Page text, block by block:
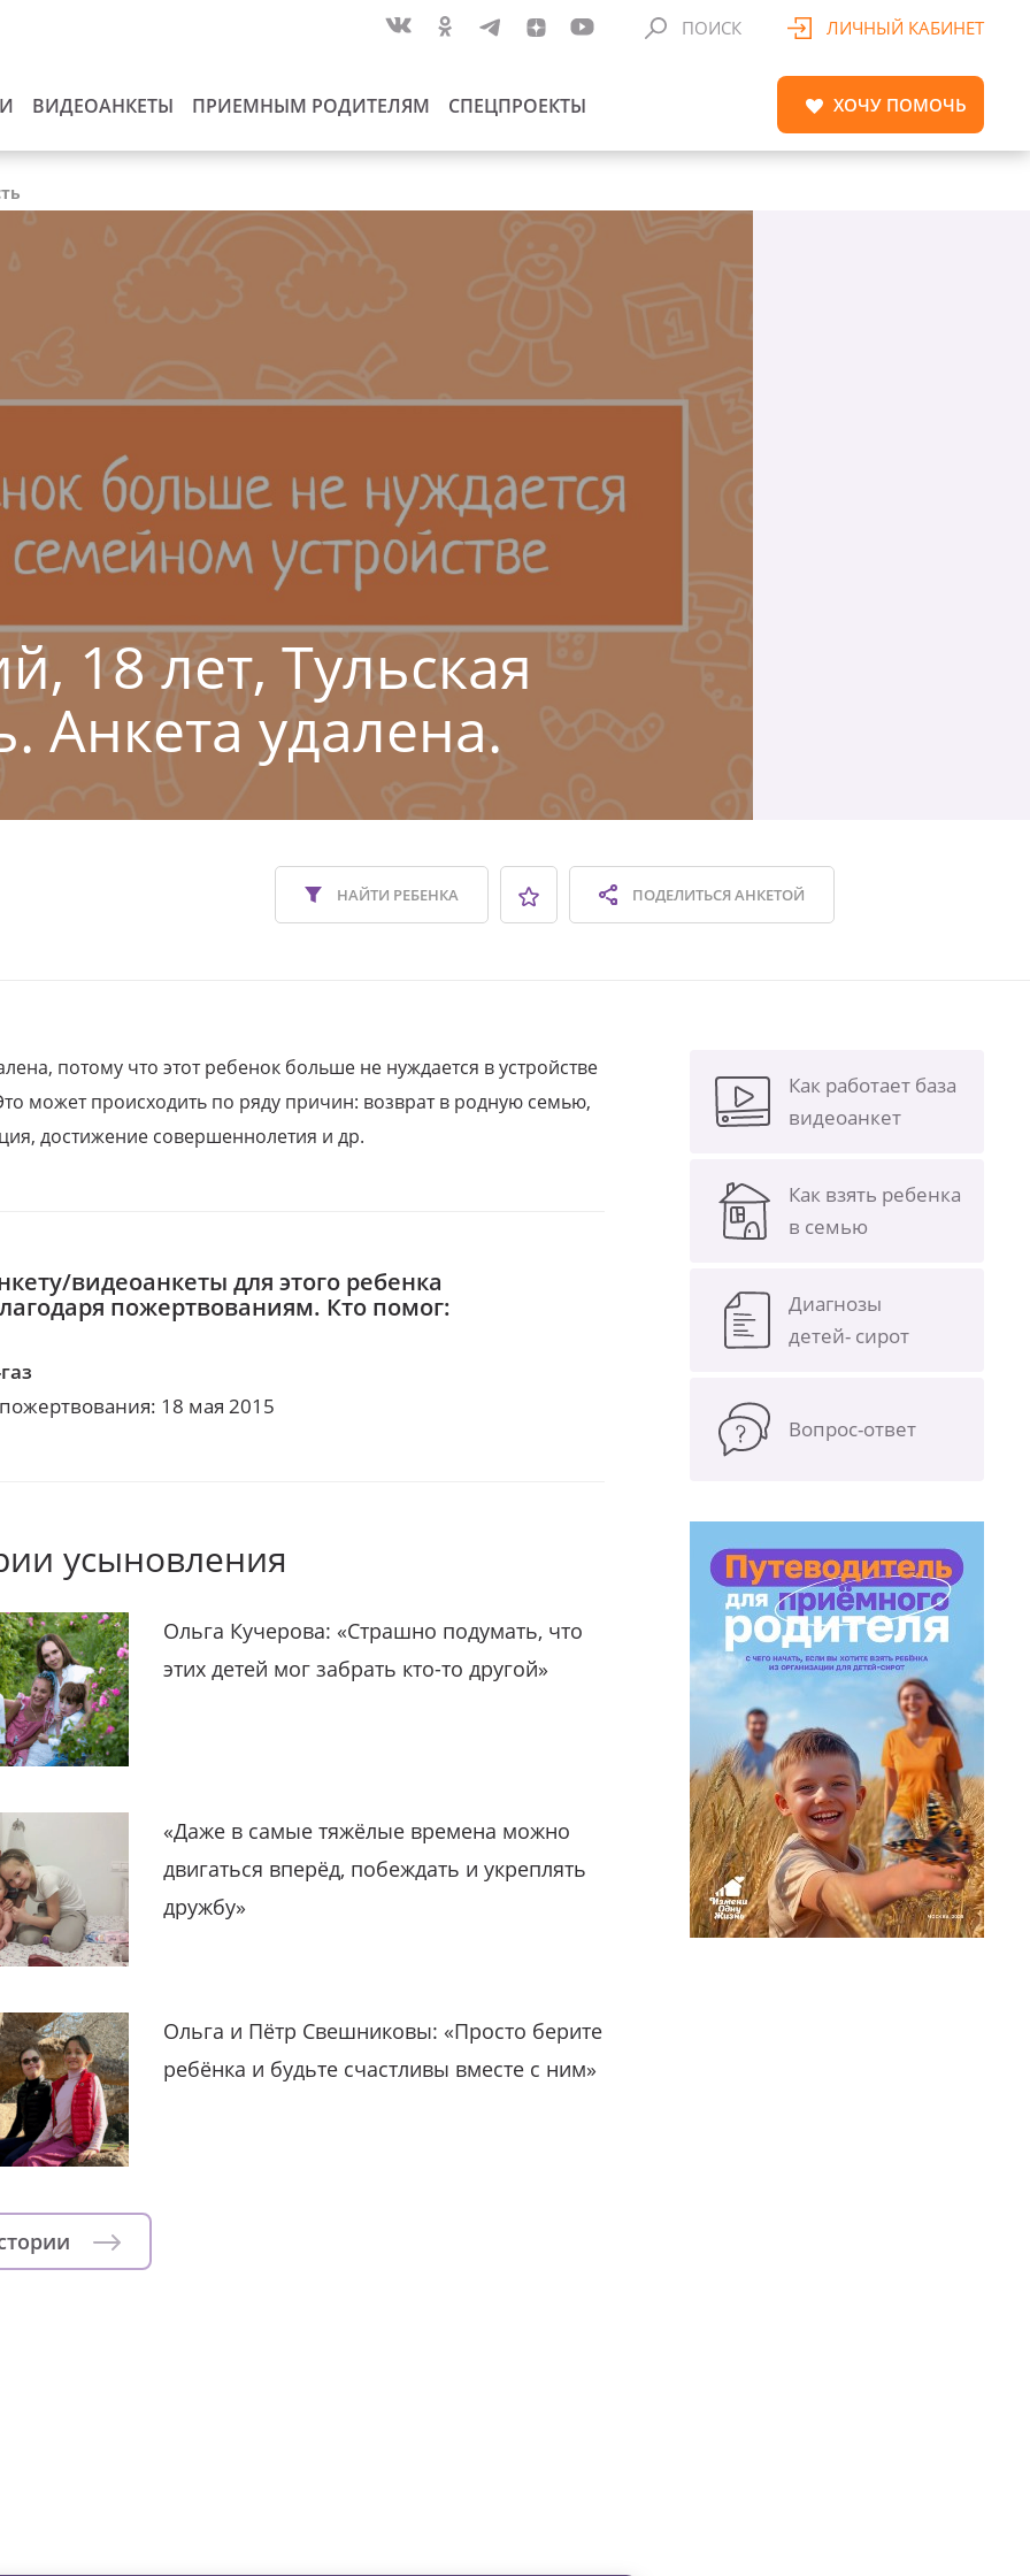
ВИДЕОАНКЕТЫ ПРИЕМНЫМ РОДИТЕЛЯМ СПЕЦПРОЕКТЫ
ПОИСК ЛИЧНЫЙ КАБИНЕТ
ХОЧУ ПОМОЧЬ
18 лет, Тульская
Анкета удалена.
ПОДЕЛИТЬСЯАНКЕТОЙ
НАЙТИ РЕБЕНКА
потому что этот ребенок больше не нуждается в устройстве
может происходить по ряду причин: возврат в родную семью,
достижение совершеннолетия и др.
видеоанкеты для этого ребенка
пожертвованиям. Кто помог:
18 мая 2015
усыновления
Ольга Кучерова: «Страшно подумать, что
этих детей мог забрать кто-то другой»
«Даже в самые тяжёлые времена можно
двигаться вперёд, побеждать и укреплять
дружбу»
Ольга и Пётр Свешниковы: «Просто берите
ребёнка и будьте счастливы вместе с ним»
Как работает база
видеоанкет
Как взять ребенка
в семью
Диагнозы
детей- сирот
Вопрос-ответ